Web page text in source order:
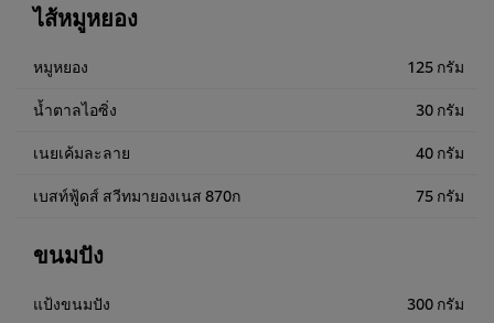
ไส้หมูหยอง
หมูหยอง 125 กรัม
น้ำตาลไอซิ่ง 30 กรัม
เนยเค้มละลาย 40 กรัม
เบสท์ฟู้ดส์ สวีทมายองเนส 870ก 75 กรัม
ขนมปัง
แป้งขนมปัง 300 กรัม